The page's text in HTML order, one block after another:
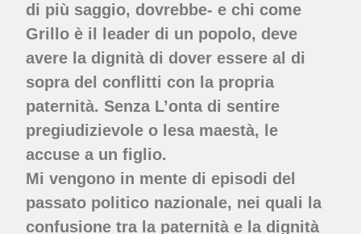
di più saggio, dovrebbe- e chi come
Grillo è il leader di un popolo, deve
avere la dignità di dover essere al di
sopra del conflitti con la propria
paternità. Senza L’onta di sentire
pregiudizievole o lesa maestà, le
accuse a un figlio.
Mi vengono in mente di episodi del
passato politico nazionale, nei quali la
confusione tra la paternità e la dignità